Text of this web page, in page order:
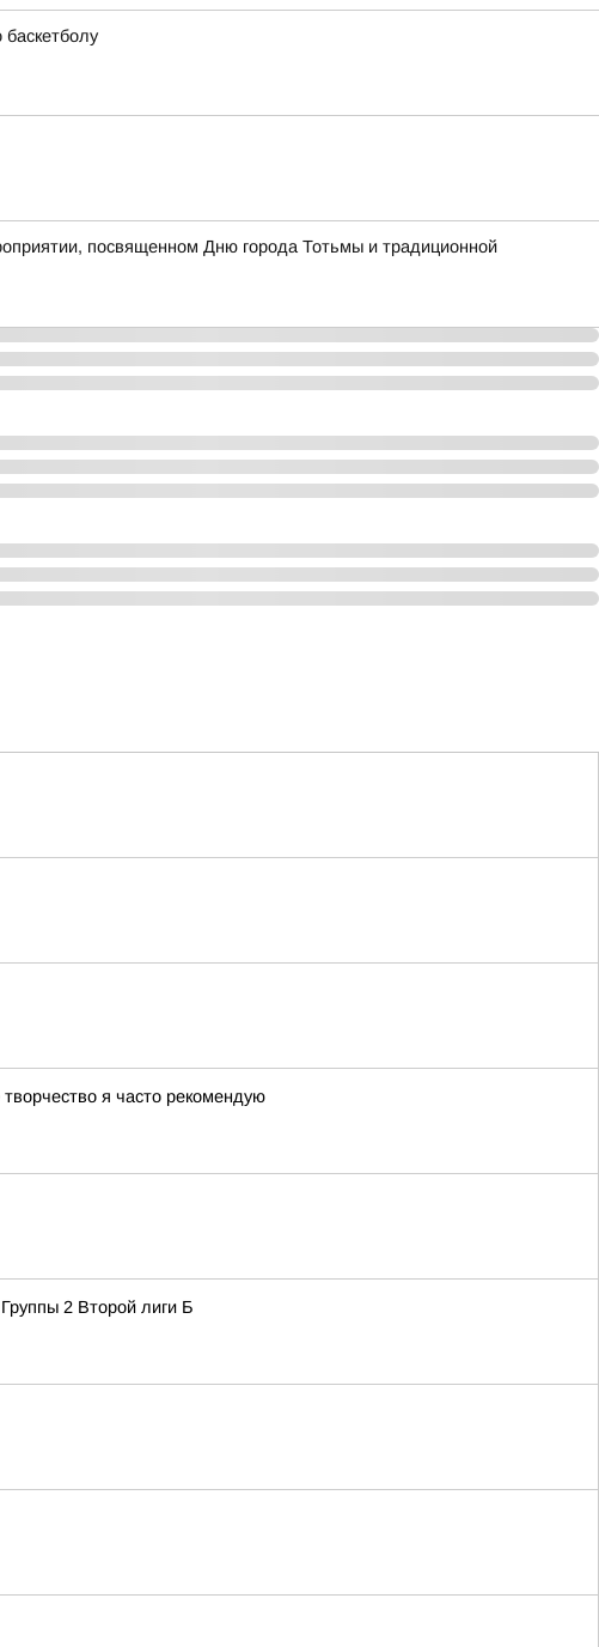
посвященном Дню города Тотьмы и традиционной
я часто рекомендую
2 Второй лиги Б